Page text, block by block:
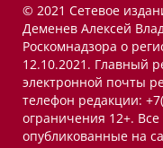
© 2021 Сетевое
Деменев Алексей
Роскомнадзора о
12.10.2021. Главный
электронной почты
телефон редакции:
ограничения 12+.
опубликованные на